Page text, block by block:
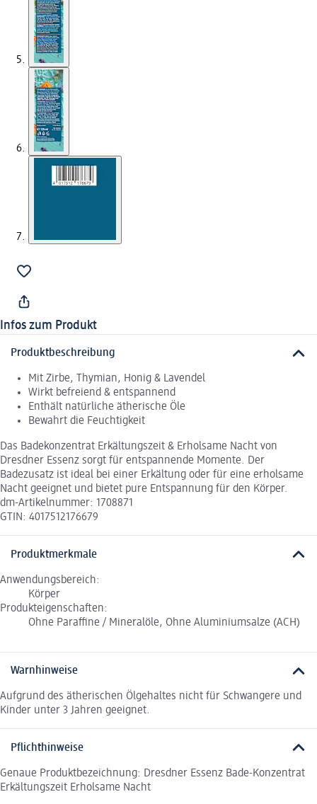
Infos zum Produkt
Produktbeschreibung
Mit Zirbe, Thymian, Honig & Lavendel
Wirkt befreiend & entspannend
Enthält natürliche ätherische Öle
Bewahrt die Feuchtigkeit
Das Badekonzentrat Erkältungszeit & Erholsame Nacht von
Dresdner Essenz sorgt für entspannende Momente. Der
Badezusatz ist ideal bei einer Erkältung oder für eine erholsame
Nacht geeignet und bietet pure Entspannung für den Körper.
dm-Artikelnummer: 1708871
GTIN: 4017512176679
Produktmerkmale
Anwendungsbereich:
Körper
Produkteigenschaften:
Ohne Paraffine / Mineralöle, Ohne Aluminiumsalze (ACH)
Warnhinweise
Aufgrund des ätherischen Ölgehaltes nicht für Schwangere und
Kinder unter 3 Jahren geeignet.
Pflichthinweise
Genaue Produktbezeichnung: Dresdner Essenz Bade-Konzentrat
Erkältungszeit Erholsame Nacht